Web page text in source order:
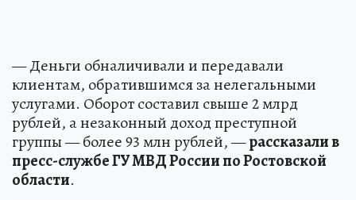
— Деньги обналичивали и передавали
клиентам, обратившимся за нелегальными
услугами. Оборот составил свыше 2 млрд
рублей, а незаконный доход преступной
группы — более 93 млн рублей, —рассказали в
пресс-службе ГУ МВД России по Ростовской
области.